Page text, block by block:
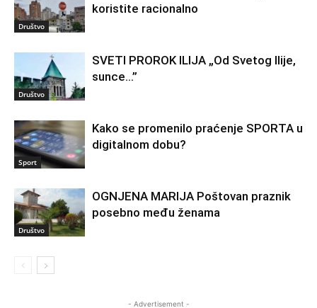
Društvo
koristite racionalno
Društvo
SVETI PROROK ILIJA „Od Svetog Ilije,
sunce…”
Sport
Kako se promenilo praćenje SPORTA u
digitalnom dobu?
Društvo
OGNJENA MARIJA Poštovan praznik
posebno među ženama
- Advertisement -